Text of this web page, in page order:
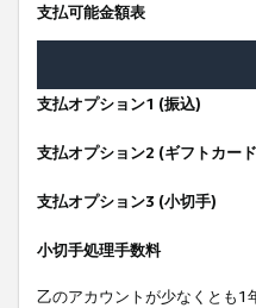
支払可能金額表
支払オプション1 (振込)
支払オプション2 (ギフトカー
支払オプション3 (小切手)
小切手処理手数料
乙のアカウントが少なくとも1